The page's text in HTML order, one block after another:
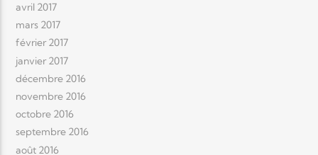
avril 2017
mars 2017
février 2017
janvier 2017
décembre 2016
novembre 2016
octobre 2016
septembre 2016
août 2016